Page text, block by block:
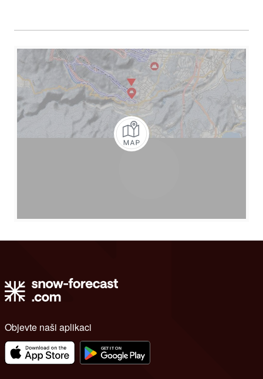
Objevte naši aplikaci